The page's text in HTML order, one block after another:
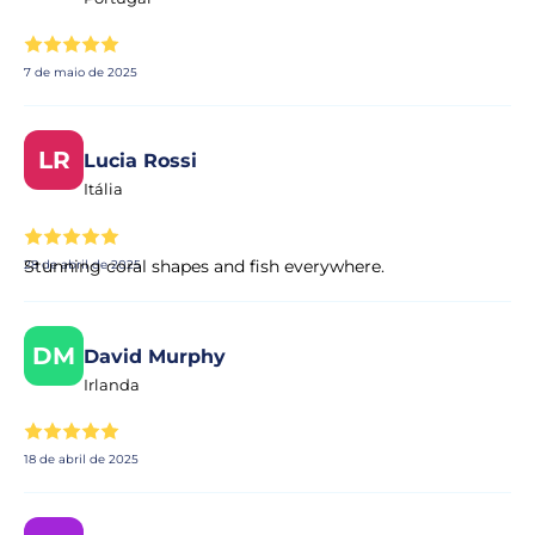
7 de maio de 2025
LR Lucia Rossi
Itália
28 de abril de 2025
Stunning coral shapes and fish everywhere.
DM David Murphy
Irlanda
18 de abril de 2025